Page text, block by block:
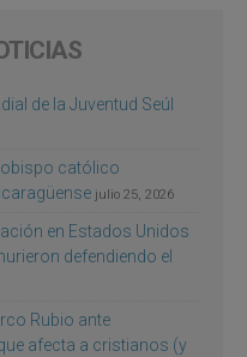
de la Juventud Seúl
obispo católico
julio 25, 2026
en Estados Unidos
defendiendo el
Rubio ante
afecta a cristianos (y